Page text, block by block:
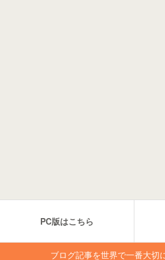
PC版はこちら
ブログ記事を世界で一番大切